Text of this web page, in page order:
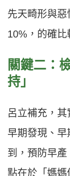
先天畸形與
10%，的確比
關鍵二：
持」
呂立補充，
早期發現、
到，預防早
點在於「媽